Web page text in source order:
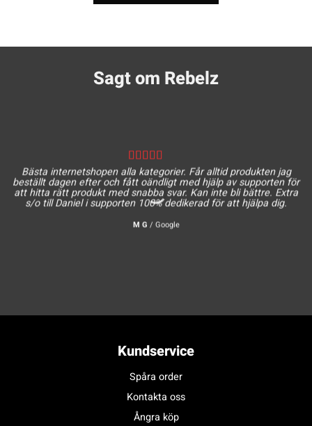
Sagt om Rebelz
Bästa internetshopen alla kategorier. Får alltid produkten jag
beställt dagen efter och fått oändligt med hjälp av supporten för
att hitta rätt produkt med snabba svar. Kan inte bli bättre. Extra
s/o till Daniel i supporten 100% dedikerad för att hjälpa dig.
M G / Google
Kundservice
Spåra order
Kontakta oss
Ångra köp